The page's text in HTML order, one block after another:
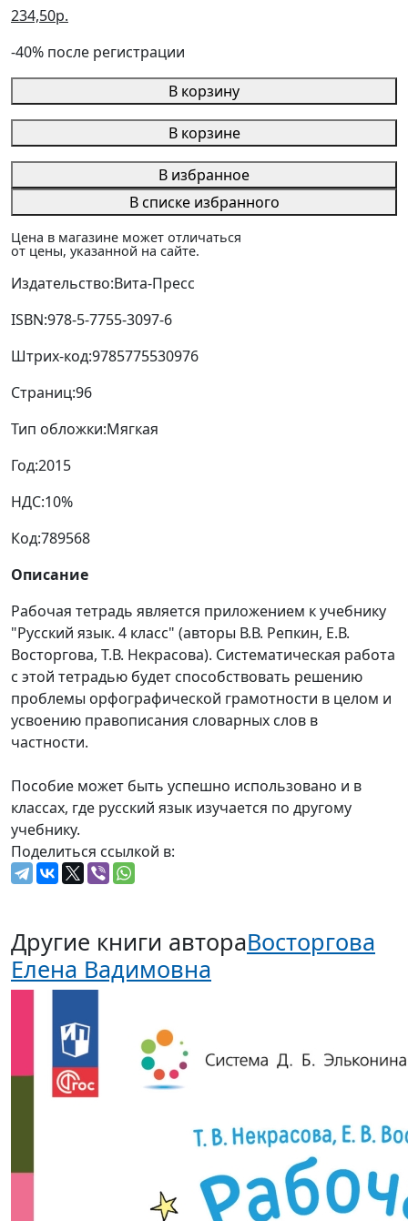
234,50р.
-40% после регистрации
В корзину
В корзине
В избранное
В списке избранного
Цена в магазине может отличаться
от цены, указанной на сайте.
Издательство:Вита-Пресс
ISBN:978-5-7755-3097-6
Штрих-код:9785775530976
Страниц:96
Тип обложки:Мягкая
Год:2015
НДС:10%
Код:789568
Описание
Рабочая тетрадь является приложением к учебнику
"Русский язык. 4 класс" (авторы В.В. Репкин, Е.В.
Восторгова, Т.В. Некрасова). Систематическая работа
с этой тетрадью будет способствовать решению
проблемы орфографической грамотности в целом и
усвоению правописания словарных слов в
частности.
Пособие может быть успешно использовано и в
классах, где русский язык изучается по другому
учебнику.
Поделиться ссылкой в:
Другие книги автораВосторгова
Елена Вадимовна